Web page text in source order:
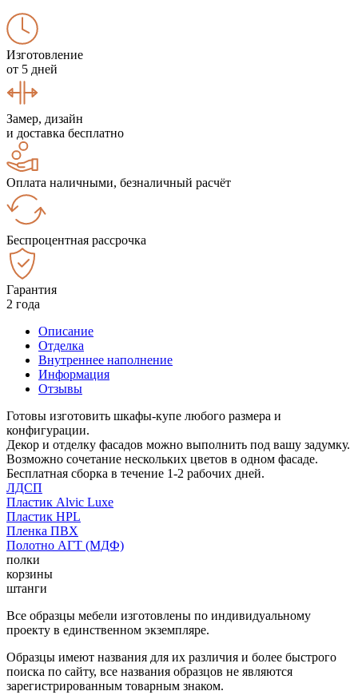
Изготовление
от 5 дней
Замер, дизайн
и доставка бесплатно
Оплата наличными, безналичный расчёт
Беспроцентная рассрочка
Гарантия
2 года
Описание
Отделка
Внутреннее наполнение
Информация
Отзывы
Готовы изготовить шкафы-купе любого размера и
конфигурации.
Декор и отделку фасадов можно выполнить под вашу задумку.
Возможно сочетание нескольких цветов в одном фасаде.
Бесплатная сборка в течение 1-2 рабочих дней.
ЛДСП
Пластик Alvic Luxe
Пластик HPL
Пленка ПВХ
Полотно АГТ (МДФ)
полки
корзины
штанги
Все образцы мебели изготовлены по индивидуальному
проекту в единственном экземпляре.
Образцы имеют названия для их различия и более быстрого
поиска по сайту, все названия образцов не являются
зарегистрированным товарным знаком.